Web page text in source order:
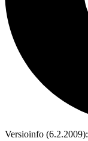
Versioinfo (6.2.2009):